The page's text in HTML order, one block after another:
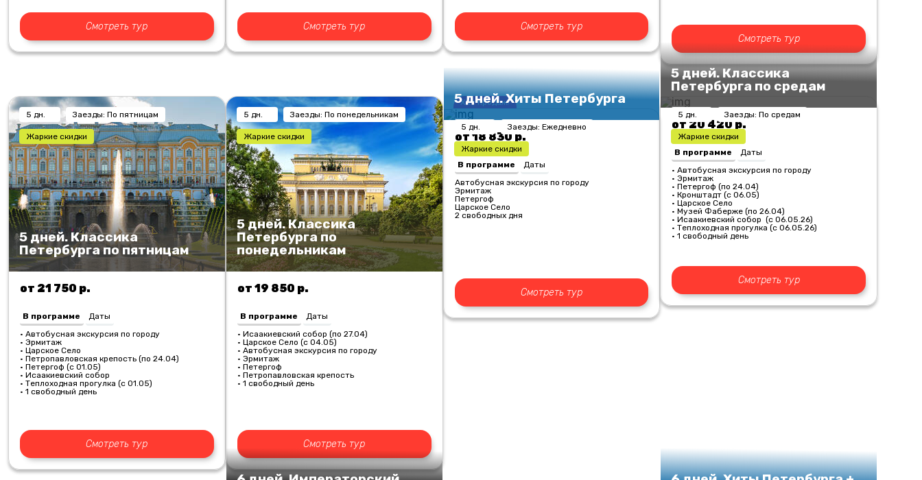
Смотреть тур Смотреть тур Смотреть тур
Смотреть тур
5 дн. Заезды: По пятницам
Жаркие скидки
5 дней. Классика
Петербурга по пятницам
от 21 750 р.
В программе
Даты
• Автобусная экскурсия по городу
• Эрмитаж
• Царское Село
• Петропавловская крепость (по 24.04)
• Петергоф (с 01.05)
• Исаакиевский собор
• Теплоходная прогулка (с 01.05)
• 1 свободный день
Смотреть тур
5 дн. Заезды: По понедельникам
Жаркие скидки
5 дней. Классика
Петербурга по
понедельникам
от 19 850 р.
В программе
Даты
• Исаакиевский собор (по 27.04)
• Царское Село (с 04.05)
• Автобусная экскурсия по городу
• Эрмитаж
• Петергоф
• Петропавловская крепость
• 1 свободный день
Смотреть тур
Хит продаж!
5 дн. Заезды: Ежедневно
Жаркие скидки
5 дней. Хиты Петербурга
от 18 830 р.
В программе
Даты
Автобусная экскурсия по городу
Эрмитаж
Петергоф
Царское Село
2 свободных дня
Смотреть тур
5 дн. Заезды: По средам
Жаркие скидки
5 дней. Классика
Петербурга по средам
от 20 420 р.
В программе
Даты
• Автобусная экскурсия по городу
• Эрмитаж
• Петергоф (по 24.04)
• Кронштадт (с 06.05)
• Царское Село
• Музей Фаберже (по 26.04)
• Исаакиевский собор (с 06.05.26)
• Теплоходная прогулка (с 06.05.26)
• 1 свободный день
Смотреть тур